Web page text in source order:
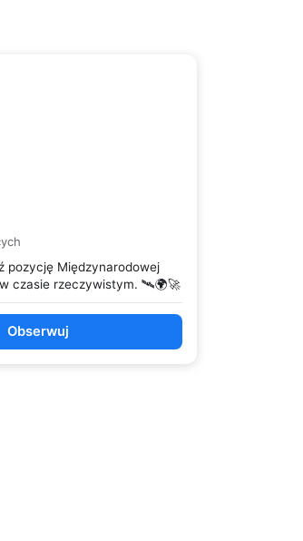
pozycję Międzynarodowej
czasie rzeczywistym. 🛰️🌍🚀
Obserwuj